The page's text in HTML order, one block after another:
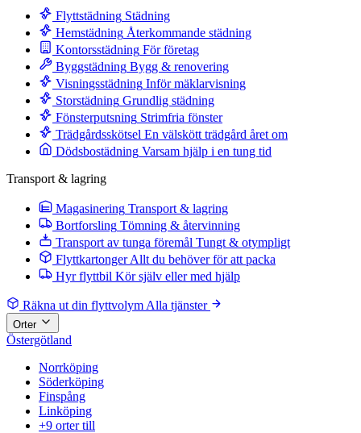
Flyttstädning Städning
Hemstädning Återkommande städning
Kontorsstädning För företag
Byggstädning Bygg & renovering
Visningsstädning Inför mäklarvisning
Storstädning Grundlig städning
Fönsterputsning Strimfria fönster
Trädgårdsskötsel En välskött trädgård året om
Dödsbostädning Varsam hjälp i en tung tid
Transport & lagring
Magasinering Transport & lagring
Bortforsling Tömning & återvinning
Transport av tunga föremål Tungt & otympligt
Flyttkartonger Allt du behöver för att packa
Hyr flyttbil Kör själv eller med hjälp
Räkna ut din flyttvolym Alla tjänster
Orter
Östergötland
Norrköping
Söderköping
Finspång
Linköping
+9 orter till